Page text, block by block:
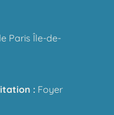
Paris Île-de-
: Foyer